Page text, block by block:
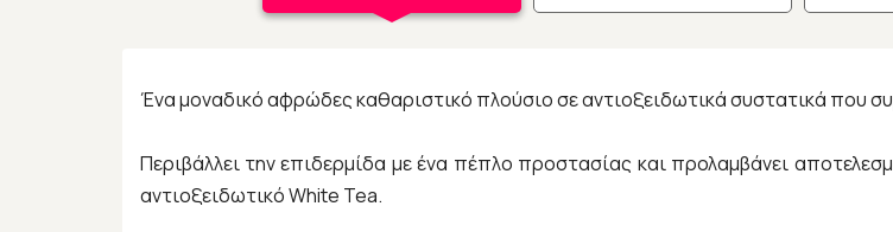
Ένα μοναδικό αφρώδες καθαριστικό πλούσιο σε αντιοξειδωτικά συστατικά που
Περιβάλλει την επιδερμίδα με ένα πέπλο προστασίας και προλαμβάνει
αντιοξειδωτικό White Tea.